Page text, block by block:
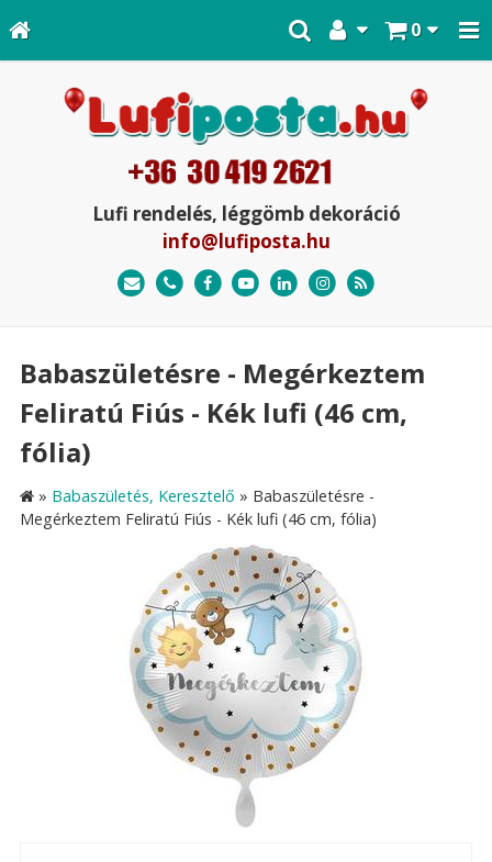
0
Lufi rendelés, léggömb dekoráció
info@lufiposta.hu
Babaszületésre - Megérkeztem
Feliratú Fiús - Kék lufi (46 cm,
fólia)
» Babaszületés, Keresztelő » Babaszületésre -
Megérkeztem Feliratú Fiús - Kék lufi (46 cm, fólia)